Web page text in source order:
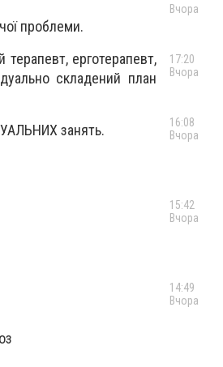
проблеми.
терапевт, ерготерапевт,
складений план
занять.
Вчора
17:20
Вчора
16:08
Вчора
15:42
Вчора
14:49
Вчора